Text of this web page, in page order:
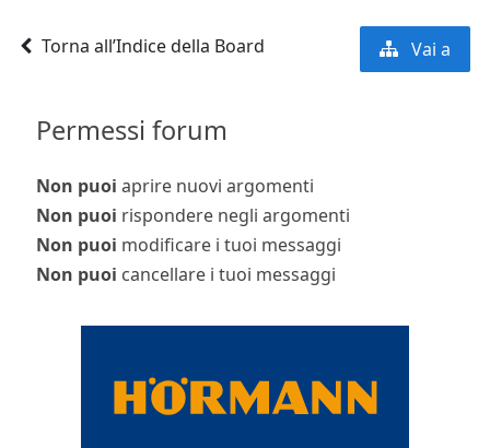
Torna all’Indice della Board Vai a
Permessi forum
Non puoi aprire nuovi argomenti
Non puoi rispondere negli argomenti
Non puoi modificare i tuoi messaggi
Non puoi cancellare i tuoi messaggi